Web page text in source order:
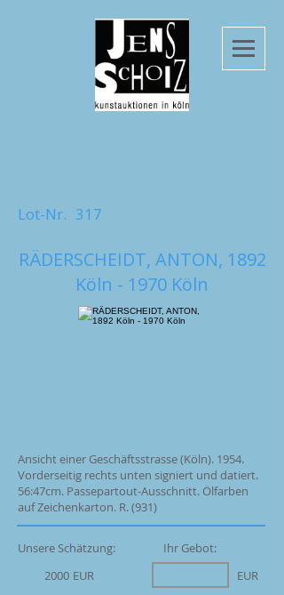
Lot-Nr. 317
RÄDERSCHEIDT, ANTON, 1892
Köln - 1970 Köln
Ansicht einer Geschäftsstrasse (Köln). 1954.
Vorderseitig rechts unten signiert und datiert.
56:47cm. Passepartout-Ausschnitt. Ölfarben
auf Zeichenkarton. R. (931)
Unsere Schätzung:
2000 EUR
Ihr Gebot:
EUR